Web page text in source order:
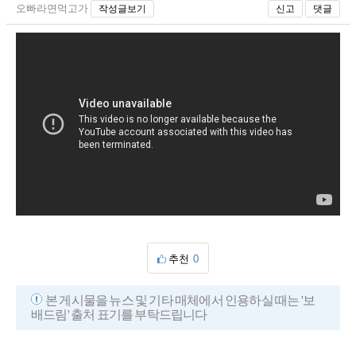
오빠라면먹고가
작성글보기 신고 댓글
추천 0
본 게시물을 뉴스 및 기타 매체에서 인용하실 때는 '보
배드림' 출처 표기를 부탁드립니다